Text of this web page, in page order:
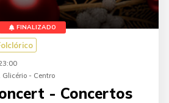
FINALIZADO
Glicério - Centro
- Concertos